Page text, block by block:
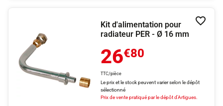
Kit d'alimentation pour
radiateur PER - Ø 16 mm
26€80
TTC/pièce
Le prix et le stock peuvent varier selon le dépôt
sélectionné
Prix de vente pratiqué par le dépôt d'Artigues.